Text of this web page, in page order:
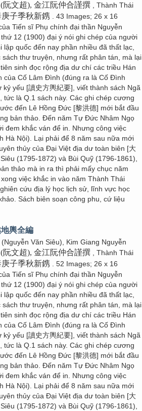
阮文超), 金江阮仲合謹撰 , Thành Thái
庚子季秋新鎸 . 43 Images; 26 x 16
Tiến sĩ Phụ chính đại thần Nguyễn
12 (1900) đại ý nói ghi chép của người
quốc đến nay phần nhiều đã thất lạc,
thư truyện, nhưng rất phân tán, mà lại
sinh đọc rộng địa dư chí các triều Hán
của Cố Lâm Đình (đúng ra là Cố Đình
yếu [讀史方輿紀要], viết thành sách Ngã
là Q.1 sách này. Các ghi chép cương
đến Lê Hồng Đức [黎洪德] mới bắt đầu
bản thảo. Đến năm Tự Đức Nhâm Ngọ
đem khắc ván để in. Nhưng công việc
Hà Nội). Lại phải để 8 năm sau nữa mới
thủy của Đại Việt địa dư toàn biên [大
(1795-1872) và Bùi Quỹ (1796-1861),
thảo mà in ra thì phải mấy chục năm
việc khắc in vào năm Thành Thái
cứu địa lý học lịch sử, lĩnh vực học
Sách biên soạn công phu, cứ liệu
輿全編
Văn Siêu), Kim Giang Nguyễn
阮文超), 金江阮仲合謹撰 , Thành Thái
庚子季秋新鎸 . 52 Images; 26 x 16
Tiến sĩ Phụ chính đại thần Nguyễn
12 (1900) đại ý nói ghi chép của người
quốc đến nay phần nhiều đã thất lạc,
thư truyện, nhưng rất phân tán, mà lại
sinh đọc rộng địa dư chí các triều Hán
của Cố Lâm Đình (đúng ra là Cố Đình
yếu [讀史方輿紀要], viết thành sách Ngã
là Q.1 sách này. Các ghi chép cương
đến Lê Hồng Đức [黎洪德] mới bắt đầu
bản thảo. Đến năm Tự Đức Nhâm Ngọ
đem khắc ván để in. Nhưng công việc
Hà Nội). Lại phải để 8 năm sau nữa mới
thủy của Đại Việt địa dư toàn biên [大
(1795-1872) và Bùi Quỹ (1796-1861),